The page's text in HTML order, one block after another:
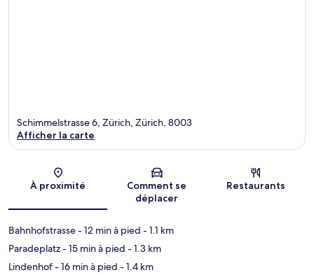
Carte
Schimmelstrasse 6, Zürich, Zürich, 8003
Afficher la carte
À proximité
Comment se
déplacer
Restaurants
Bahnhofstrasse- 12 min à pied - 1.1 km
Paradeplatz- 15 min à pied - 1.3 km
Lindenhof- 16 min à pied - 1.4 km